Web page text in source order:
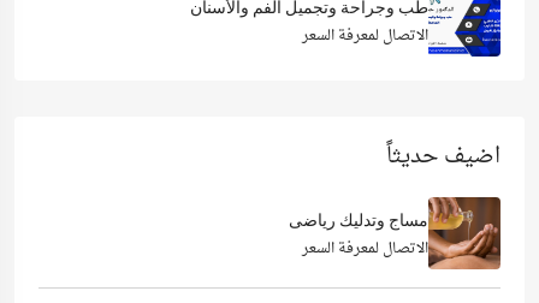
طب وجراحة وتجميل الفم والأسنان
الاتصال لمعرفة السعر
اضيف حديثاً
مساج وتدليك رياضى
الاتصال لمعرفة السعر